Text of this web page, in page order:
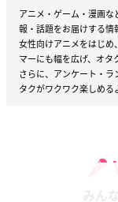
アニメ・ゲーム・漫画
報・話題をお届けする情
女性向けアニメをはじ
マーにも幅を広げ、オタ
さらに、アンケート・
タクがワクワク楽しめる